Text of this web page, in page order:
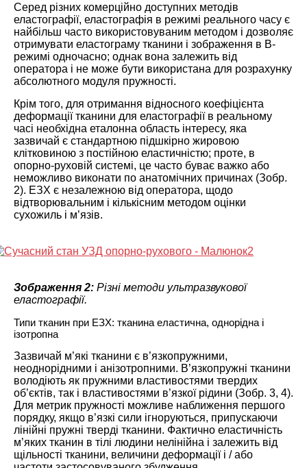
Серед різних комерційно доступних методів
еластографії, еластографія в режимі реального часу є
найбільш часто використовуваним методом і дозволяє
отримувати еластограму тканини і зображення в B-
режимі одночасно; однак вона залежить від
оператора і не може бути використана для розрахунку
абсолютного модуля пружності.
Крім того, для отримання відносного коефіцієнта
деформації тканини для еластографії в реальному
часі необхідна еталонна область інтересу, яка
зазвичай є стандартною підшкірно жировою
клітковиною з постійною еластичністю; проте, в
опорно-руховій системі, це часто буває важко або
неможливо виконати по анатомічних причинах (Зобр.
2). ЕЗХ є незалежною від оператора, щодо
відтворювальним і кількісним методом оцінки
сухожиль і м’язів.
Зображення 2: Різні методи ультразвукової
еластографії.
Типи тканин при ЕЗХ: тканина еластична, однорідна і
ізотропна
Зазвичай м’які тканини є в’язкопружними,
неоднорідними і анізотропними. В’язкопружні тканини
володіють як пружними властивостями твердих
об’єктів, так і властивостями в’язкої рідини (Зобр. 3, 4).
Для метрик пружності можливе наближення першого
порядку, якщо в’язкі сили ігноруються, припускаючи
лінійні пружні тверді тканини. Фактично еластичність
м’яких тканин в тілі людини нелінійна і залежить від
щільності тканини, величини деформації і / або